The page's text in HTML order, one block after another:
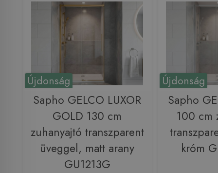
Újdonság
Sapho GELCO LUXOR
GOLD 130 cm
zuhanyajtó transzparent
üveggel, matt arany
GU1213G
Újdonság
Sapho
100 cm
króm